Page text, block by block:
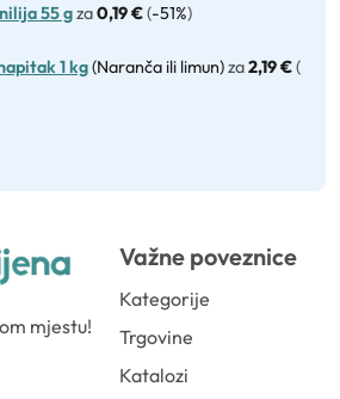
55 gza0,19 €(-51%)
1 kg(Naranča ili limun)za2,19 €(
mjestu!
Važne poveznice
Kategorije
Trgovine
Katalozi